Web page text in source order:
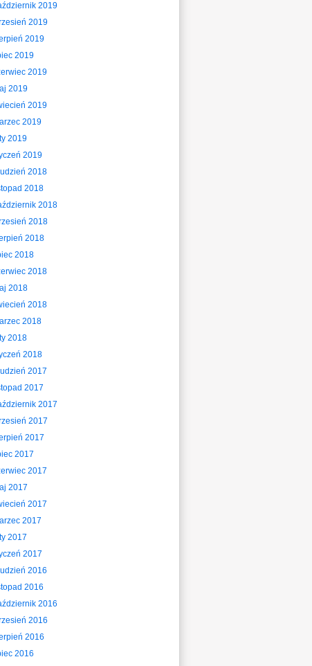
2019
2019
2019
2019
2019
2019
2019
2019
2019
2019
2018
2018
2018
2018
2018
2018
2018
2018
2018
2018
2018
2018
2017
2017
2017
2017
2017
2017
2017
2017
2017
2017
2017
2017
2016
2016
2016
2016
2016
2016